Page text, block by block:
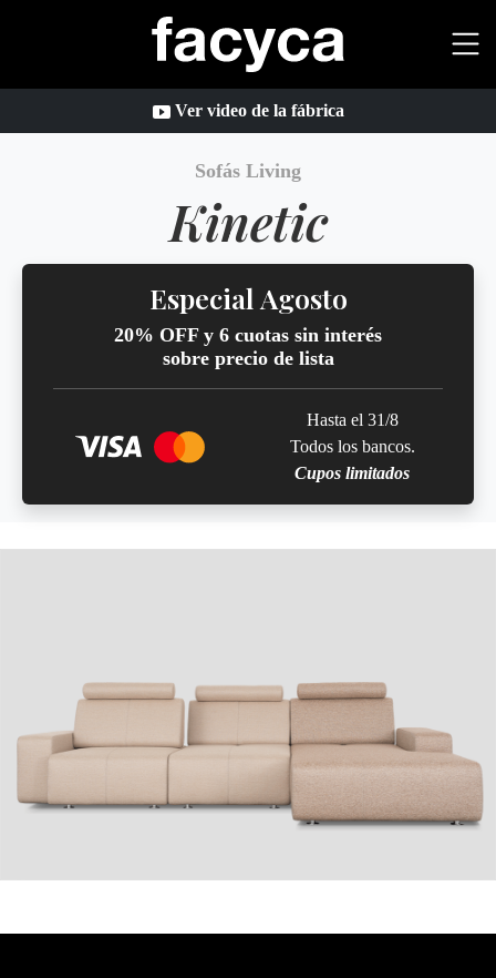
Ver video de la fábrica
Sofás Living
Kinetic
Especial Agosto
20% OFF y 6 cuotas sin interés
sobre precio de lista
Hasta el 31/8
Todos los bancos.
Cupos limitados